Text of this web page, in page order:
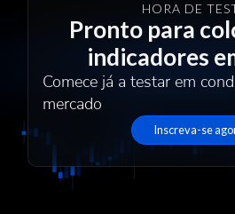
HORA DE
Pronto para
indicadores
Comece já a testar em
mercado
Inscreva-se